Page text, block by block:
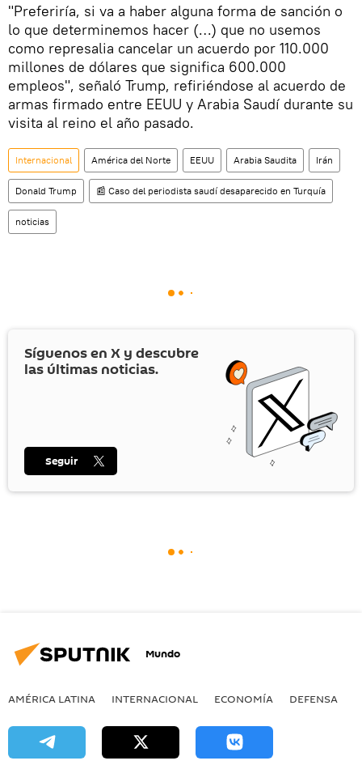
"Preferiría, si va a haber alguna forma de sanción o
lo que determinemos hacer (…) que no usemos
como represalia cancelar un acuerdo por 110.000
millones de dólares que significa 600.000
empleos", señaló Trump, refiriéndose al acuerdo de
armas firmado entre EEUU y Arabia Saudí durante su
visita al reino el año pasado.
Internacional América del Norte EEUU Arabia Saudita Irán
Donald Trump 📰 Сaso del periodista saudí desaparecido en Turquía
noticias
Síguenos en X y descubre
las últimas noticias.
Seguir
Mundo
AMÉRICA LATINA INTERNACIONAL ECONOMÍA DEFENSA